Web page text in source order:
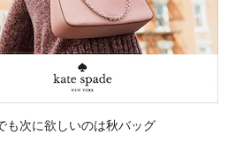
も次に欲しいのは秋バッグ